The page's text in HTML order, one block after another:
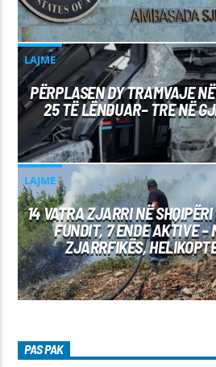
LAJME
PËRPLASEN DY TRAMVAJE
25 TË LËNDUAR– TRE NË
LAJME
14 VATRA ZJARRI NË
FUNDIT, 7 ENDE AKTIVE –
ZJARRFIKËS,
PAS PAK